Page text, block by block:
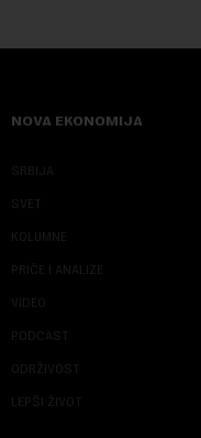
NOVA EKONOMIJA
SRBIJA
SVET
KOLUMNE
PRIČE I ANALIZE
VIDEO
PODCAST
ODRŽIVOST
LEPŠI ŽIVOT